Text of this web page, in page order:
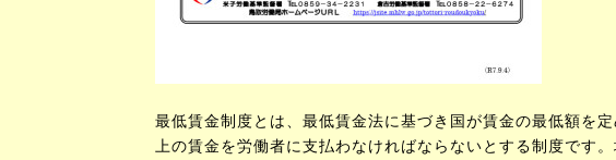
最低賃金制度とは、最低賃金法に基づき国が賃金の最低額を
上の賃金を労働者に支払わなければならないとする制度です